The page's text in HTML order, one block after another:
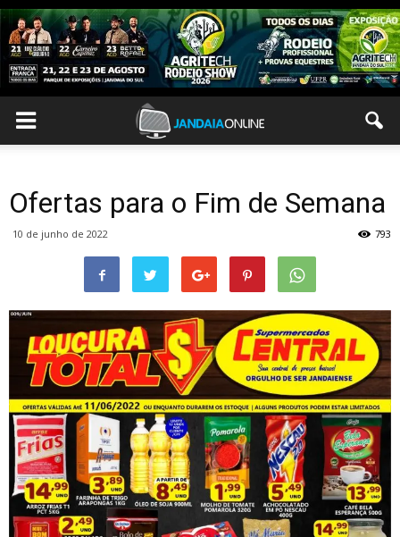
Ofertas para o Fim de Semana
10 de junho de 2022 793